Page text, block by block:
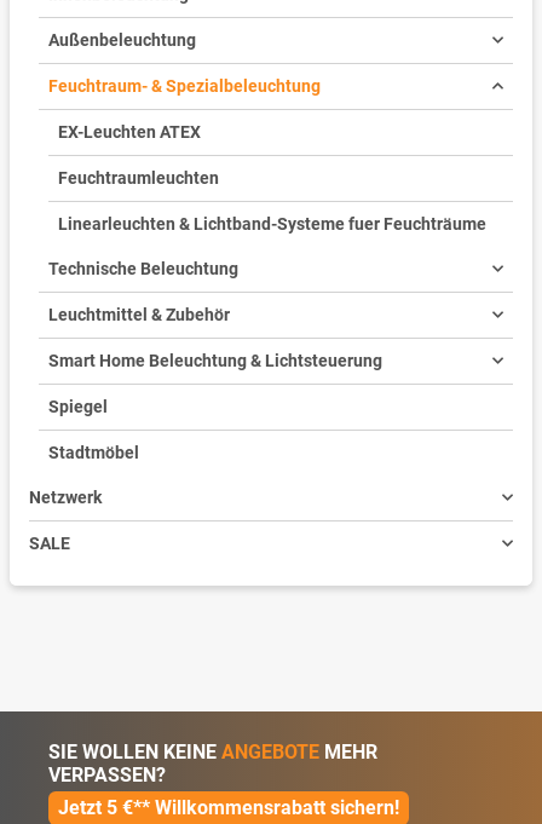
Außenbeleuchtung
Feuchtraum- & Spezialbeleuchtung
EX-Leuchten ATEX
Feuchtraumleuchten
Linearleuchten & Lichtband-Systeme fuer Feuchträume
Technische Beleuchtung
Leuchtmittel & Zubehör
Smart Home Beleuchtung & Lichtsteuerung
Spiegel
Stadtmöbel
Netzwerk
SALE
SIE WOLLEN KEINE ANGEBOTE MEHR
VERPASSEN?
Jetzt 5 €** Willkommensrabatt sichern!